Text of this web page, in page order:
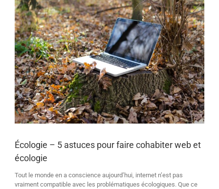
Écologie – 5 astuces pour faire cohabiter web et
écologie
Tout le monde en a conscience aujourd’hui, internet n’est pas
vraiment compatible avec les problématiques écologiques. Que ce